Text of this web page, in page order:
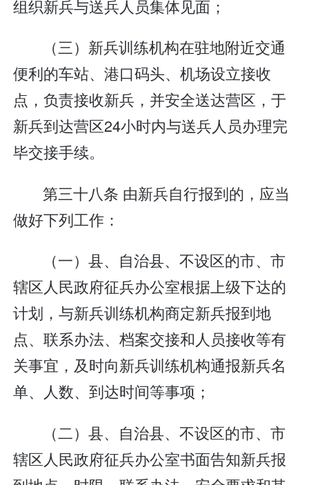
组织新兵与送兵人员集体见面；
（三）新兵训练机构在驻地附近交通
便利的车站、港口码头、机场设立接收
点，负责接收新兵，并安全送达营区，于
新兵到达营区24小时内与送兵人员办理完
毕交接手续。
第三十八条 由新兵自行报到的，应当
做好下列工作：
（一）县、自治县、不设区的市、市
辖区人民政府征兵办公室根据上级下达的
计划，与新兵训练机构商定新兵报到地
点、联系办法、档案交接和人员接收等有
关事宜，及时向新兵训练机构通报新兵名
单、人数、到达时间等事项；
（二）县、自治县、不设区的市、市
辖区人民政府征兵办公室书面告知新兵报